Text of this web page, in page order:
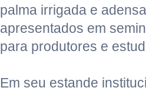
palma irrigada e
apresentados em
para produtores e
Em seu estande